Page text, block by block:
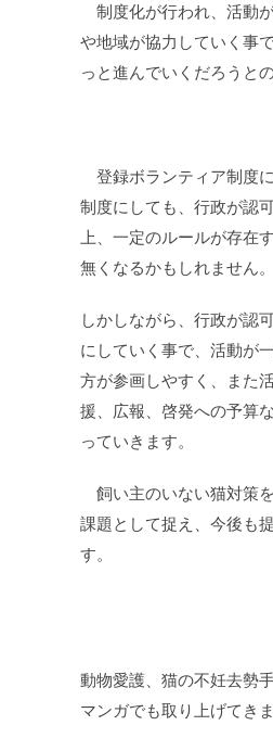
制度化が行われ、活動
や地域が協力していく事
っと進んでいくだろうと
登録ボランティア制度
制度にしても、行政が認
上、一定のルールが存在
無くなるかもしれません。
しかしながら、行政が認
にしていく事で、活動が
方が参画しやすく、また
援、広報、啓発への予算
っていきます。
飼い主のいない猫対策
課題として捉え、今後も
す。
動物愛護、猫の不妊去勢
マンガでも取り上げてきま